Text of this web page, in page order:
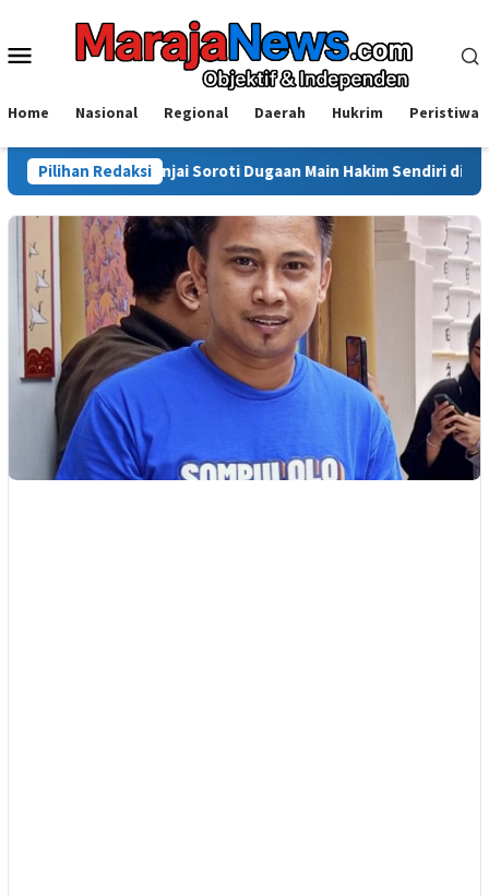
konten
Menu
Home Nasional Regional Daerah Hukrim Peristiwa
Pilihan Redaksi
Sinjai Soroti Dugaan Main Hakim Sendiri di Morowali: Hukum